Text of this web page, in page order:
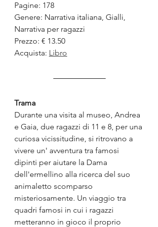
Pagine: 178
Genere: Narrativa italiana, Gialli,
Narrativa per ragazzi
Prezzo: € 13.50
Acquista: Libro
Trama
Durante una visita al museo, Andrea
e Gaia, due ragazzi di 11 e 8, per una
curiosa vicissitudine, si ritrovano a
vivere un' avventura tra famosi
dipinti per aiutare la Dama
dell'ermellino alla ricerca del suo
animaletto scomparso
misteriosamente. Un viaggio tra
quadri famosi in cui i ragazzi
metteranno in gioco il proprio